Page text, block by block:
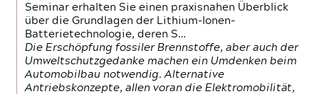
Seminar erhalten Sie einen praxisnahen Überblick
über die Grundlagen der Lithium-Ionen-
Batterietechnologie, deren S…
Die Erschöpfung fossiler Brennstoffe, aber auch der
Umweltschutzgedanke machen ein Umdenken beim
Automobilbau notwendig. Alternative
Antriebskonzepte, allen voran die Elektromobilität,